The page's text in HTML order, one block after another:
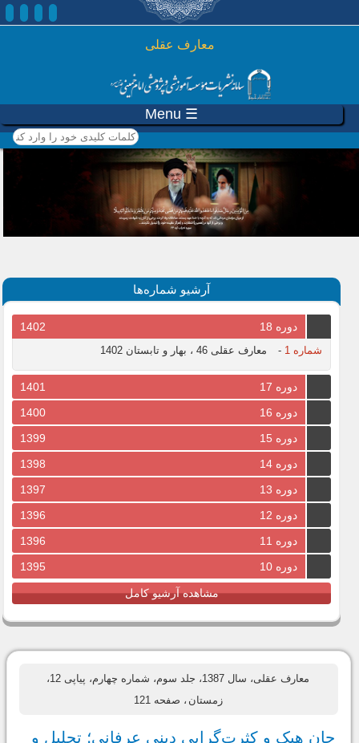
رفتن به محتوای اصلی
معارف عقلی
☰ Menu
کلمات کلیدی خود را وارد
کنید
آرشیو شماره‌ها
دوره 18 1402
شماره 1 - معارف عقلی 46 ، بهار و تابستان 1402
دوره 17
1401
دوره 16
1400
دوره 15
1399
دوره 14
1398
دوره 13
1397
دوره 12
1396
دوره 11
1396
دوره 10
1395
مشاهده آرشیو کامل
معارف عقلی، سال 1387، جلد سوم، شماره چهارم، پیاپی 12،
زمستان ، صفحه 121
جان هیک و کثرت‌‌گرایی دینی عرفانی؛ تحلیل و